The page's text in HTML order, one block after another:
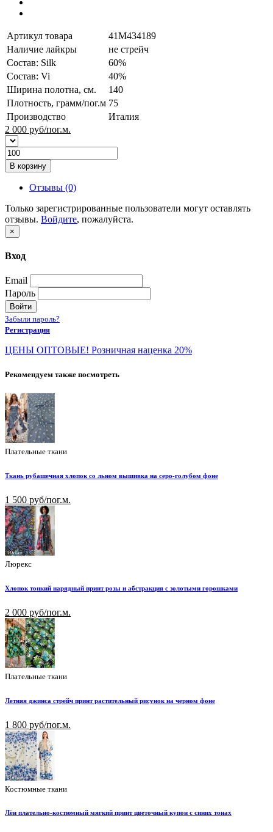
Артикул товара
41M434189
Наличие лайкры
не стрейч
Состав: Silk
60%
Состав: Vi
40%
Ширина полотна, см.
140
Плотность, грамм/пог.м 75
Производство
Италия
2 000 руб/пог.м.
В корзину
Отзывы (0)
Только зарегистрированные пользователи могут оставлять
отзывы. Войдите, пожалуйста.
×
Вход
Email
Пароль
Войти
Забыли пароль?
Регистрация
ЦЕНЫ ОПТОВЫЕ! Розничная наценка 20%
Рекомендуем также посмотреть
Плательные ткани
Ткань рубашечная хлопок со льном вышивка на серо-голубом фоне
1 500 руб/пог.м.
Люрекс
Хлопок тонкий нарядный принт розы и абстракция с золотыми горошками
2 000 руб/пог.м.
Плательные ткани
Летняя джинса стрейч принт растительный рисунок на черном фоне
1 800 руб/пог.м.
Костюмные ткани
Лён плательно-костюмный мягкий принт цветочный купон с синих тонах